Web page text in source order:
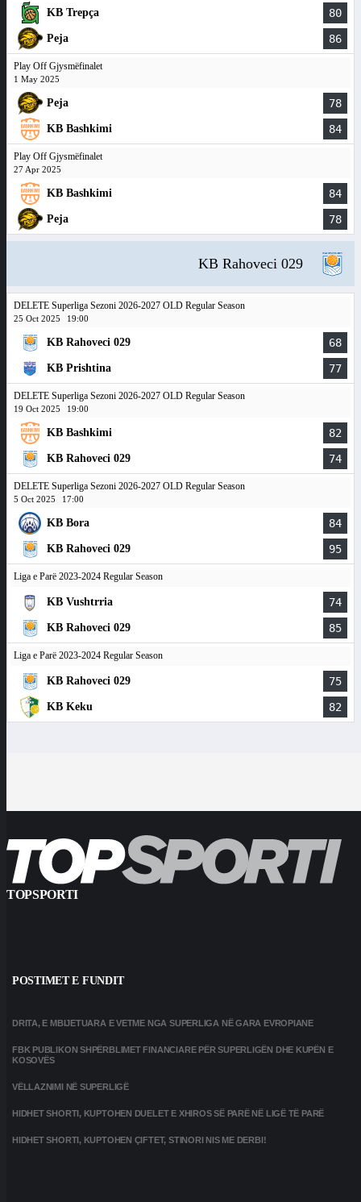
KB Trepça 80
Peja 86
Play Off Gjysmëfinalet
1 May 2025
Peja 78
KB Bashkimi 84
Play Off Gjysmëfinalet
27 Apr 2025
KB Bashkimi 84
Peja 78
KB Rahoveci 029
DELETE Superliga Sezoni 2026-2027 OLD Regular Season
25 Oct 2025 19:00
KB Rahoveci 029 68
KB Prishtina 77
DELETE Superliga Sezoni 2026-2027 OLD Regular Season
19 Oct 2025 19:00
KB Bashkimi 82
KB Rahoveci 029 74
DELETE Superliga Sezoni 2026-2027 OLD Regular Season
5 Oct 2025 17:00
KB Bora 84
KB Rahoveci 029 95
Liga e Parë 2023-2024 Regular Season
KB Vushtrria 74
KB Rahoveci 029 85
Liga e Parë 2023-2024 Regular Season
KB Rahoveci 029 75
KB Keku 82
TOPSPORTI
POSTIMET E FUNDIT
DRITA, E MBIJETUARA E VETME NGA SUPERLIGA NË GARA EVROPIANE
FBK PUBLIKON SHPËRBLIMET FINANCIARE PËR SUPERLIGËN DHE KUPËN E
KOSOVËS
VËLLAZNIMI NË SUPERLIGË
HIDHET SHORTI, KUPTOHEN DUELET E XHIROS SË PARË NË LIGË TË PARË
HIDHET SHORTI, KUPTOHEN ÇIFTET, STINORI NIS ME DERBI!